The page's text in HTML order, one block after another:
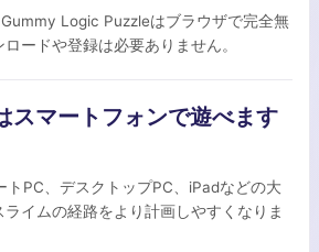
Logic Puzzleはブラウザで完全無
ードや登録は必要ありません。
スマートフォンで遊べます
トPC、デスクトップPC、iPadなどの大
イムの経路をより計画しやすくなりま